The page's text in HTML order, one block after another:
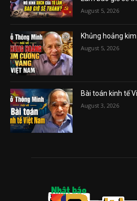
August 5, 2026
Khủng hoảng
August 5, 2026
Bài toán kinh tế
August 3, 2026